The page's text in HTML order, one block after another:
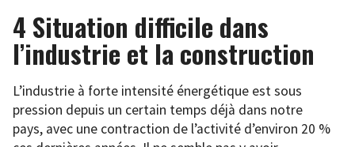
4 Situation difficile dans
l’industrie et la construction
L’industrie à forte intensité énergétique est sous
pression depuis un certain temps déjà dans notre
pays, avec une contraction de l’activité d’environ 20 %